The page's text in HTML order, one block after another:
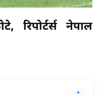
रिपोर्टर्स नेपाल